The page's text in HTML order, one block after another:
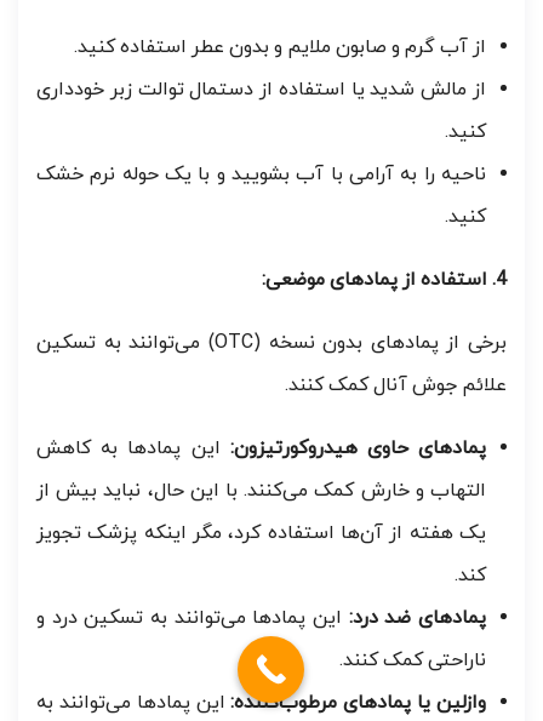
از آب گرم و صابون ملایم و بدون عطر استفاده کنید.
از مالش شدید یا استفاده از دستمال توالت زبر خودداری
کنید.
ناحیه را به آرامی با آب بشویید و با یک حوله نرم خشک
کنید.
4. استفاده از پمادهای موضعی:
برخی از پمادهای بدون نسخه (OTC) می‌توانند به تسکین
علائم جوش آنال کمک کنند.
پمادهای حاوی هیدروکورتیزون: این پمادها به کاهش
التهاب و خارش کمک می‌کنند. با این حال، نباید بیش از
یک هفته از آن‌ها استفاده کرد، مگر اینکه پزشک تجویز
کند.
پمادهای ضد درد: این پمادها می‌توانند به تسکین درد و
ناراحتی کمک کنند.
وازلین یا پمادهای مرطوب‌کننده:این پمادها می‌توانند به